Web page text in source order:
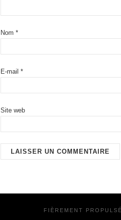
Nom *
E-mail *
Site web
FIÈREMENT